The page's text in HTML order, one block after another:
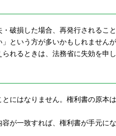
破損した場合、再発行されること
という方が多いかもしれません
れるときは、法務省に失効を申
にはなりません。権利書の原本
が一致すれば、権利書が手元に